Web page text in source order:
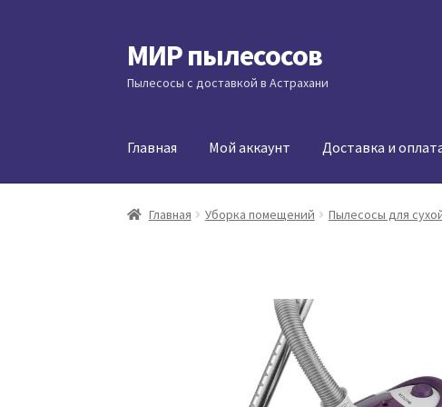
Перейти
к
навигации
Перейти
к
содержимому
МИР пылесосов
Пылесосы с доставкой в Астрахани
Главная Мой аккаунт Доставка и
Главная Уборка помещений Пылесосы для